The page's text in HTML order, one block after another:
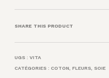
SHARE THIS PRODUCT
UGS : VITA
CATÉGORIES : COTON FLEURS SOIE